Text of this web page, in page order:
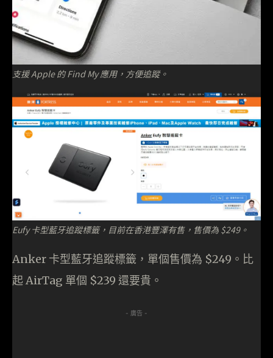
支援 Apple 的 Find My 應用，方便追蹤。
Eufy 卡型藍牙追蹤標籤，目前在香港豐澤有售，售價為 $249。
Anker 卡型藍牙追蹤標籤，單個售價為 $249。比
起 AirTag 單個 $239 還要貴。
- 廣告 -